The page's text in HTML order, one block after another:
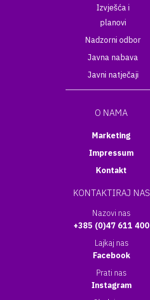
Izvješća i
planovi
Nadzorni odbor
Javna nabava
Javni natječaji
O NAMA
Marketing
Impressum
Kontakt
KONTAKTIRAJ NAS
Nazovi nas
+385 (0)47 611 400
Lajkaj nas
Facebook
Prati nas
Instagram